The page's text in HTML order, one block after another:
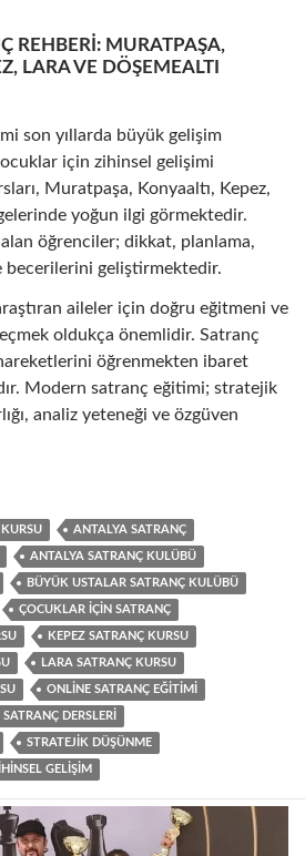
REHBERI: MURATPAŞA,
LARA VE DÖŞEMEALTI
son yıllarda büyük gelişim
için zihinsel gelişimi
Muratpaşa, Konyaaltı, Kepez,
yoğun ilgi görmektedir.
öğrenciler; dikkat, planlama,
becerilerini geliştirmektedir.
aileler için doğru eğitmeni ve
oldukça önemlidir. Satranç
öğrenmekten ibaret
Modern satranç eğitimi; stratejik
analiz yeteneği ve özgüven
Muratpaşa, Konyaaltı, Kepez, Lara
ANTALYA SATRANÇ
ANTALYA SATRANÇ KULÜBÜ
BÜYÜK USTALAR SATRANÇ KULÜBÜ
ÇOCUKLAR IÇIN SATRANÇ
KEPEZ SATRANÇ KURSU
LARA SATRANÇ KURSU
ONLINE SATRANÇ EĞITIMI
SATRANÇ DERSLERI
STRATEJIK DÜŞÜNME
GELIŞIM